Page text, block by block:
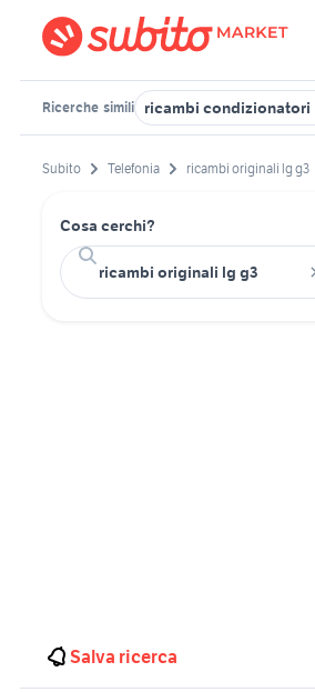
Ricerche simili ricambi condizionatori
Subito Telefonia ricambi originali lg g3
Cosa cerchi?
Salva ricerca